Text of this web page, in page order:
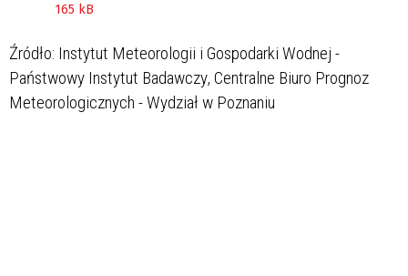
165 kB
Źródło: Instytut Meteorologii i Gospodarki Wodnej -
Państwowy Instytut Badawczy, Centralne Biuro Prognoz
Meteorologicznych - Wydział w Poznaniu